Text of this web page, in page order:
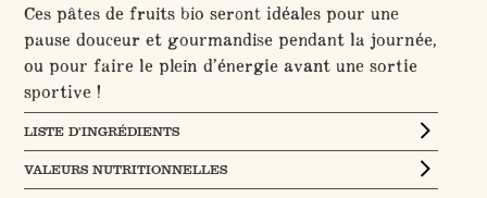
Ces pâtes de fruits bio seront idéales pour une
pause douceur et gourmandise pendant la journée,
ou pour faire le plein d’énergie avant une sortie
sportive !
LISTE D’INGRÉDIENTS
VALEURS NUTRITIONNELLES